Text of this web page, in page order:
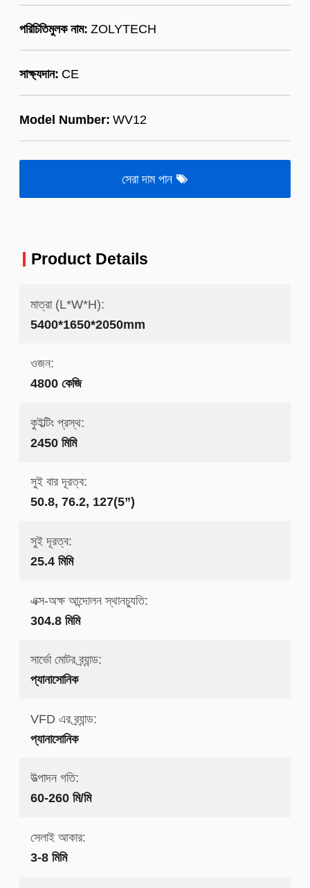
পরিচিতিমুলক নাম: ZOLYTECH
সাক্ষ্যদান: CE
Model Number: WV12
সেরা দাম পান
Product Details
মাত্রা (L*W*H):
5400*1650*2050mm
ওজন:
4800 কেজি
কুইল্টিং প্রস্থ:
2450 মিমি
সুই বার দূরত্ব:
50.8, 76.2, 127(5”)
সুই দূরত্ব:
25.4 মিমি
এক্স-অক্ষ আন্দোলন স্থানচ্যুতি:
304.8 মিমি
সার্ভো মোটর ব্র্যান্ড:
প্যানাসোনিক
VFD এর ব্র্যান্ড:
প্যানাসোনিক
উত্পাদন গতি:
60-260 মি/মি
সেলাই আকার:
3-8 মিমি